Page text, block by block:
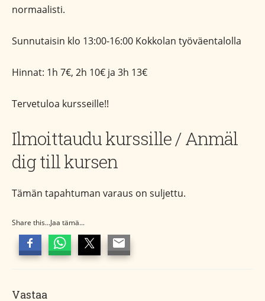
normaalisti.
Sunnutaisin klo 13:00-16:00 Kokkolan työväentalolla
Hinnat: 1h 7€, 2h 10€ ja 3h 13€
Tervetuloa kursseille!!
Ilmoittaudu kurssille / Anmäl
dig till kursen
Tämän tapahtuman varaus on suljettu.
Share this...Jaa tämä...
Vastaa